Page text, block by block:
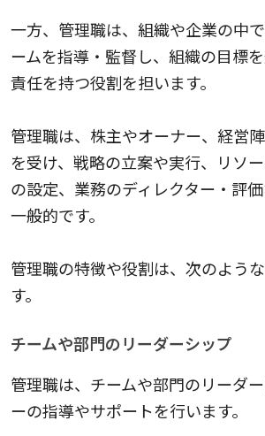
一方、管理職は、組織や企業の中
ームを指導・監督し、組織の目標
責任を持つ役割を担います。
管理職は、株主やオーナー、経営
を受け、戦略の立案や実行、リソ
の設定、業務のディレクター・評
一般的です。
管理職の特徴や役割は、次のよう
す。
チームや部門のリーダーシップ
管理職は、チームや部門のリーダ
ーの指導やサポートを行います。